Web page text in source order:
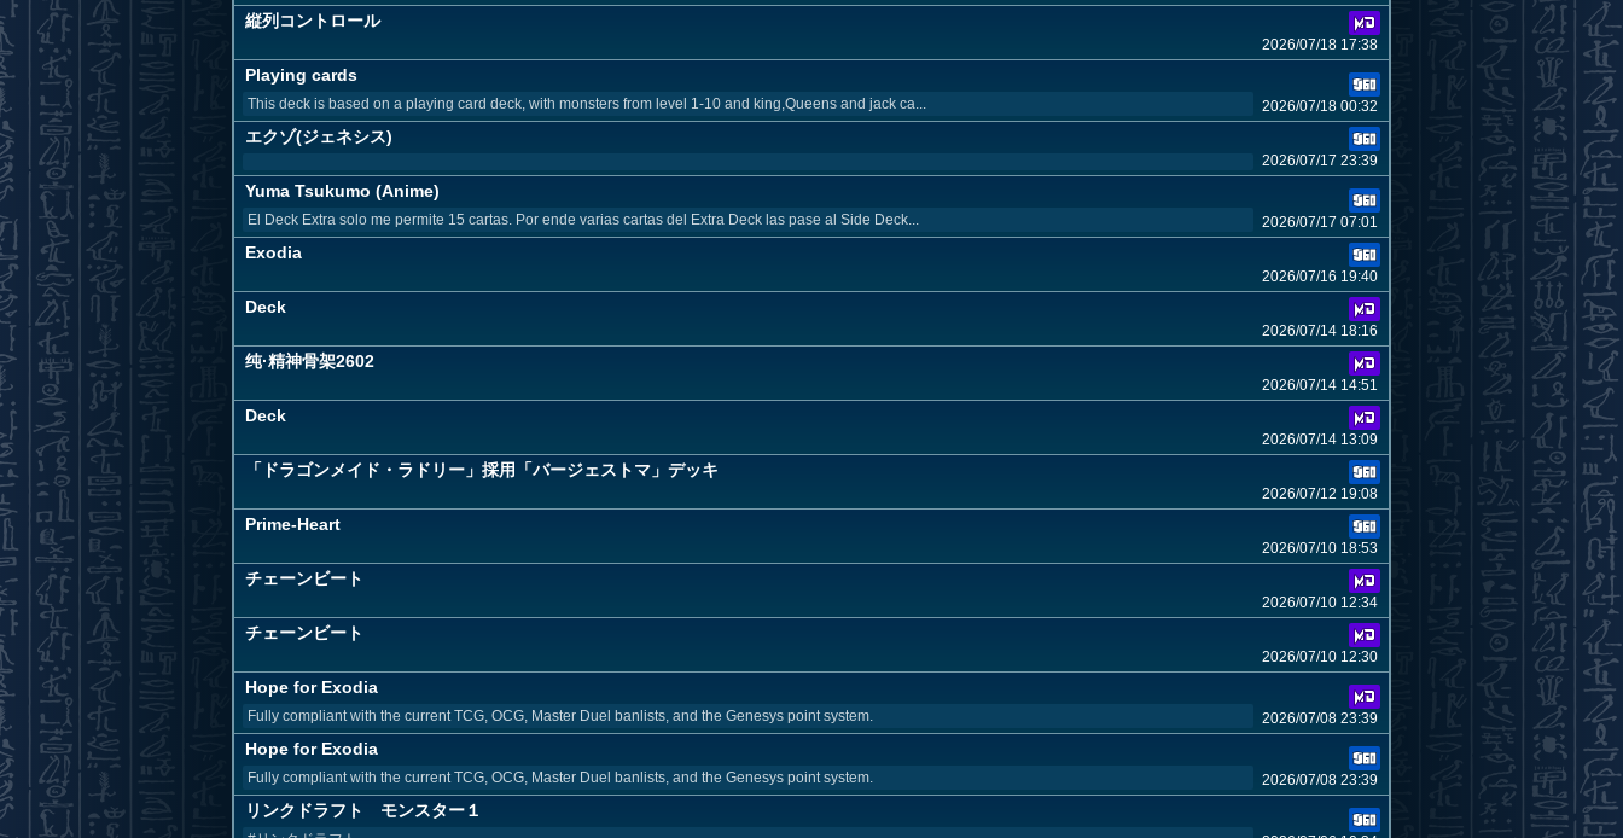
縦列コントロール
2026/07/18 17:38
Playing cards
This deck is based on a playing card deck, with monsters from level 1-10 and king,Queens and jack ca... 2026/07/18 00:32
エクゾ(ジェネシス)
2026/07/17 23:39
Yuma Tsukumo (Anime)
El Deck Extra solo me permite 15 cartas. Por ende varias cartas del Extra Deck las pase al Side Deck... 2026/07/17 07:01
Exodia
2026/07/16 19:40
Deck
2026/07/14 18:16
纯·精神骨架2602
2026/07/14 14:51
Deck
2026/07/14 13:09
「ドラゴンメイド・ラドリー」採用「バージェストマ」デッキ
2026/07/12 19:08
Prime-Heart
2026/07/10 18:53
チェーンビート
2026/07/10 12:34
チェーンビート
2026/07/10 12:30
Hope for Exodia
Fully compliant with the current TCG, OCG, Master Duel banlists, and the Genesys point system. 2026/07/08 23:39
Hope for Exodia
Fully compliant with the current TCG, OCG, Master Duel banlists, and the Genesys point system. 2026/07/08 23:39
リンクドラフト モンスター１